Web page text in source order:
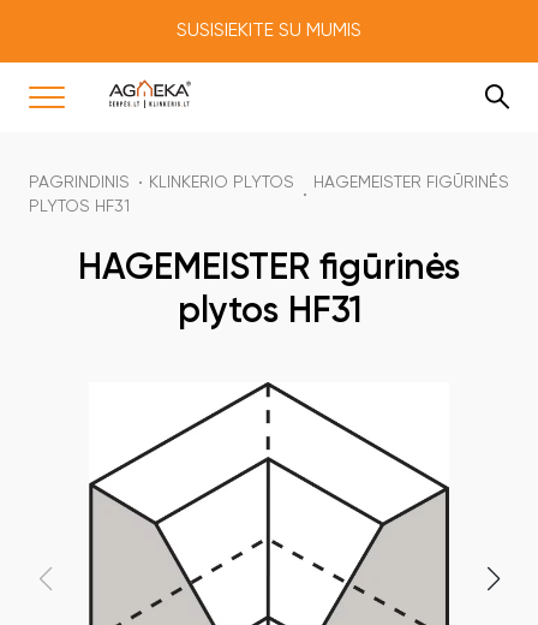
SUSISIEKITE SU MUMIS
PAGRINDINIS KLINKERIO PLYTOS
HAGEMEISTER FIGŪRINĖS
PLYTOS HF31
HAGEMEISTER figūrinės
plytos HF31